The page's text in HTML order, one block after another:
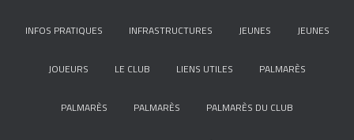
INFOS PRATIQUES INFRASTRUCTURES JEUNES JEUNES
JOUEURS LE CLUB LIENS UTILES PALMARÈS
PALMARÈS PALMARÈS PALMARÈS DU CLUB